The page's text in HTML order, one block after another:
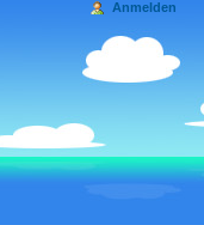
Anmelden